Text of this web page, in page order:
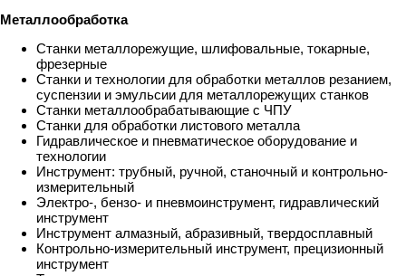
Металлообработка
Станки металлорежущие, шлифовальные, токарные,
фрезерные
Станки и технологии для обработки металлов резанием,
суспензии и эмульсии для металлорежущих станков
Станки металлообрабатывающие с ЧПУ
Станки для обработки листового металла
Гидравлическое и пневматическое оборудование и
технологии
Инструмент: трубный, ручной, станочный и контрольно-
измерительный
Электро-, бензо- и пневмоинструмент, гидравлический
инструмент
Инструмент алмазный, абразивный, твердосплавный
Контрольно-измерительный инструмент, прецизионный
инструмент